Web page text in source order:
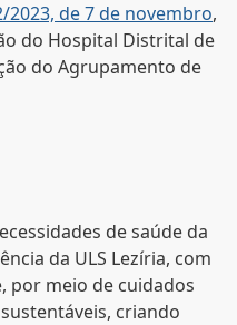
2023, de 7 de novembro,
do Hospital Distrital de
do Agrupamento de
de saúde da
da ULS Lezíria, com
por meio de cuidados
criando